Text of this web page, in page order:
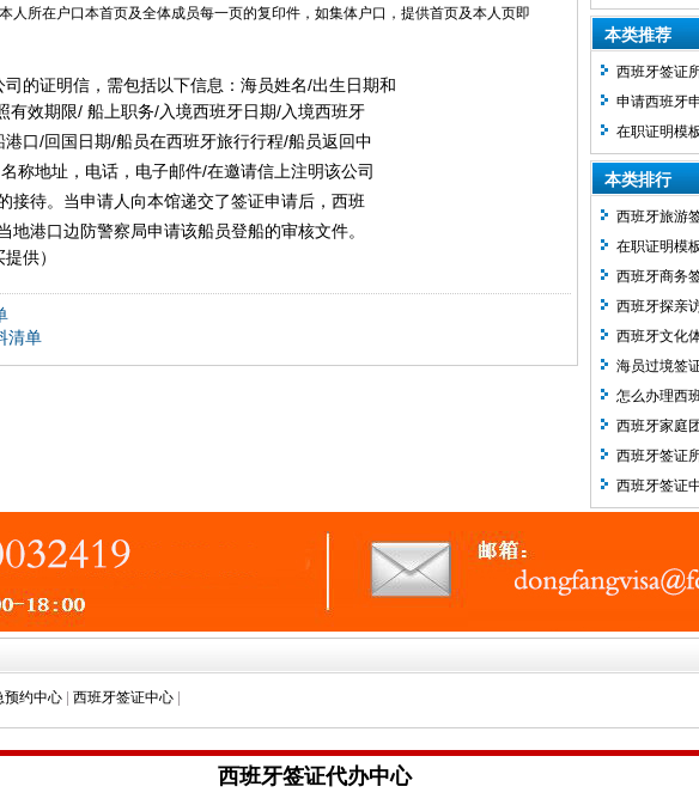
人所在户口本首页及全体成员每一页的复印件，如集体户口，提供首页及本人页即
的证明信，需包括以下信息：海员姓名/出生日期和
有效期限/ 船上职务/入境西班牙日期/入境西班牙
港口 /回国日期/船员在西班牙旅行行程/船员返回中
称地址，电话，电子邮件/在邀请信上注明该公司
接待。当申请人向本馆递交了签证申请后，西班
地港口边防警察局申请该船员登船的审核文件。
供）
清单
本类推荐
西班牙签证
申请西班牙
料，10 工作
在职证明模
本类排行
西班牙旅游
在职证明模
西班牙商务
西班牙探亲
西班牙文化
海员过境签
怎么办理西
需要注意哪
西班牙家庭
西班牙签证
西班牙签证
预约中心 西班牙签证中心
西班牙签证代办中心